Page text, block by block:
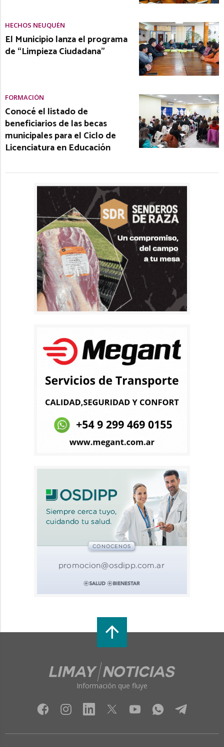
HECHOS NEUQUÉN
El Municipio lanza el programa
de “Limpieza Ciudadana”
FORMACIÓN
Conocé el listado de
beneficiarios de las becas
municipales para el Ciclo de
Licenciatura en Educación
Información que fluye